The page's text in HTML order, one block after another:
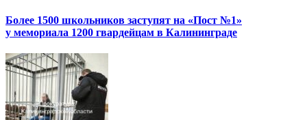
Более 1500 школьников заступят на «Пост №1»
у мемориала 1200 гвардейцам в Калининграде